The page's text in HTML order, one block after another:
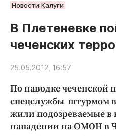
Статьи
Народные новости
Авто и транспорт
Благоустройство
Криминал
Культура
Новости Калуги
В Плетеневке
чеченских
25.05.2012, 16:57
По наводке чеченской
спецслужбы штурмом
жили подозреваемые
нападении на ОМОН в